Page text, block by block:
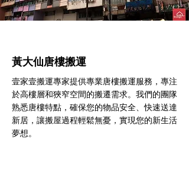
黃大仙​唐樓搬運
壹家壹搬運專家提供專業唐樓搬運服務，專注
於高樓層和狹窄空間的搬遷需求。我們的團隊
熟悉唐樓特點，確保您的物品安全、快速送達
新居，讓搬屋過程輕鬆無憂，實現您的新生活
夢想。